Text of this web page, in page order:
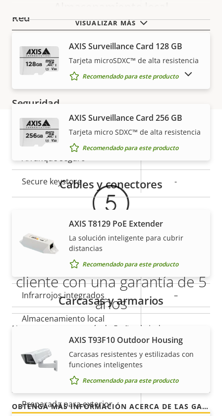
propiedad
propiedad
Red
Descripción
de
propiedad
Valor de
la
propiedad
Clase de PoE 3
Inalámbrico
Seguridad
Descripción
de
propiedad
Valor de
la
propiedad
Sistema operativo firmado Sí
Arranque seguro –
Secure keystore -
Descripción
Valor de
propiedad
Enfoque remoto Sí
Zoom remoto
Infrarrojos integrados –
Almacenamiento local
Temperatura de
funcionamiento
Preparada para exterior –
VISUALIZAR MÁS
AXIS Surveillance Card 128 GB
Tarjeta microSDXC™ de alta resistencia
Recomendado para este producto
AXIS Surveillance Card 256 GB
Tarjeta micro SDXC™ de alta resistencia
Recomendado para este producto
Cables y conectores
AXIS T8129 PoE Extender
La solución inteligente para cubrir
distancias
Recomendado para este producto
Carcasas y armarios
AXIS T93F10 Outdoor Housing
Carcasas resistentes y estilizadas con
funciones inteligentes
Recomendado para este producto
MOSTRAR PRODUCTOS DESCATALOGADOS
Garantía
Más tranquilidad para el
cliente con una garantía de 5
años
Nuestra nueva garantía de 5 años brinda a nuestros
clientes años de uso sin preocupaciones y un
control de los costes. Y no hay sorpresas ocultas en
la factura, lo que prometemos es exactamente lo
OBTENGA MÁS INFORMACIÓN ACERCA DE LAS GARANTÍAS DE AXIS